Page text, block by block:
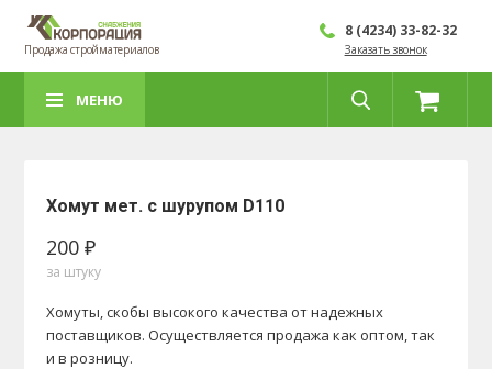
Продажа стройматериалов
8 (4234) 33-82-32
Заказать звонок
МЕНЮ
Хомут мет. с шурупом D110
200 ₽
за штуку
Хомуты, скобы высокого качества от надежных
поставщиков. Осуществляется продажа как оптом, так
и в розницу.